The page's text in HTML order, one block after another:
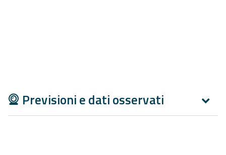
Previsioni e dati osservati